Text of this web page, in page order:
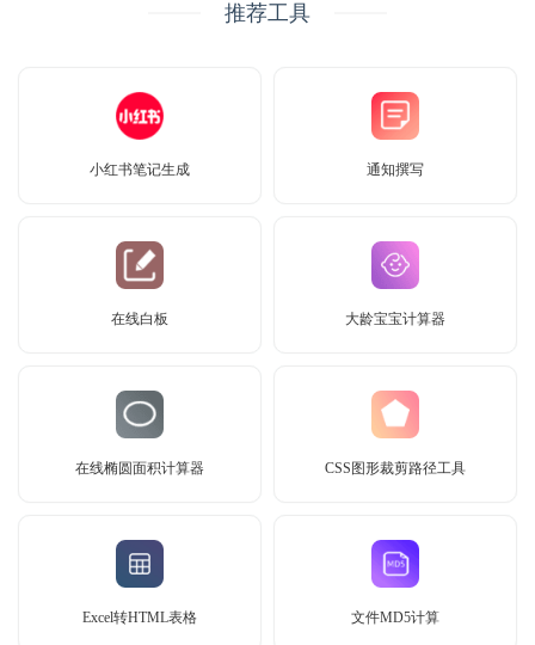
推荐工具
小红书笔记生成 通知撰写
在线白板 大龄宝宝计算器
在线椭圆面积计算器 CSS图形裁剪路径工具
Excel转HTML表格 文件MD5计算